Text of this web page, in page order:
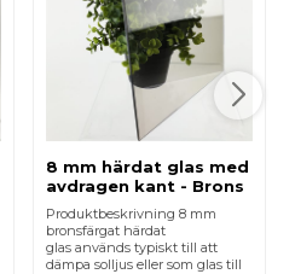
8 mm härdat glas med
avdragen kant - Brons
Produktbeskrivning 8 mm
bronsfärgat härdat
glas används typiskt till att
dämpa solljus eller som glas till